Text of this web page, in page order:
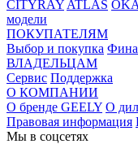
CITYRAY ATLAS
модели
ПОКУПАТЕЛЯМ
Выбор и покупка
ВЛАДЕЛЬЦАМ
Сервис Поддержка
О КОМПАНИИ
О бренде GEELY О
Правовая информация
Мы в соцсетях